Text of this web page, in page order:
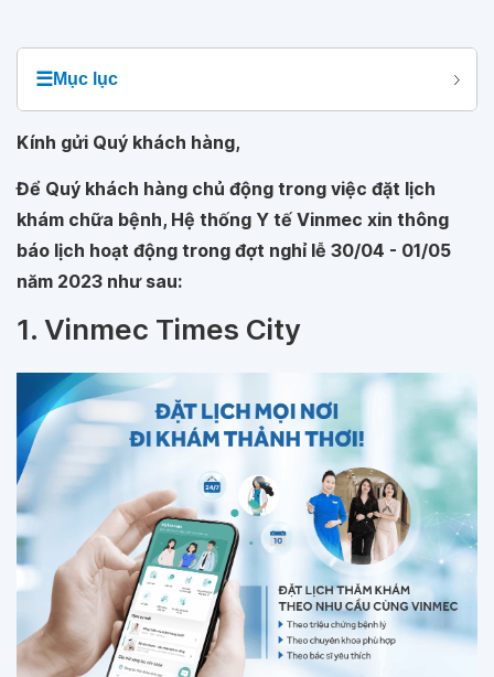
☰Mục lục
Kính gửi Quý khách hàng,
Để Quý khách hàng chủ động trong việc đặt lịch
khám chữa bệnh, Hệ thống Y tế Vinmec xin thông
báo lịch hoạt động trong đợt nghỉ lễ 30/04 - 01/05
năm 2023 như sau:
1. Vinmec Times City